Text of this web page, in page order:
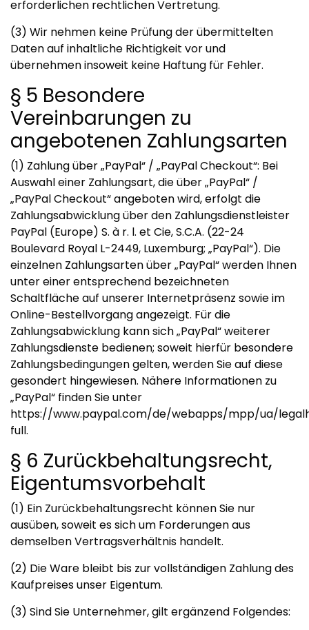
erforderlichen rechtlichen Vertretung.
(3) Wir nehmen keine Prüfung der übermittelten
Daten auf inhaltliche Richtigkeit vor und
übernehmen insoweit keine Haftung für Fehler.
§ 5 Besondere
Vereinbarungen zu
angebotenen Zahlungsarten
(1) Zahlung über „PayPal“ / „PayPal Checkout“: Bei
Auswahl einer Zahlungsart, die über „PayPal“ /
„PayPal Checkout“ angeboten wird, erfolgt die
Zahlungsabwicklung über den Zahlungsdienstleister
PayPal (Europe) S. à r. l. et Cie, S.C.A. (22-24
Boulevard Royal L-2449, Luxemburg; „PayPal“). Die
einzelnen Zahlungsarten über „PayPal“ werden Ihnen
unter einer entsprechend bezeichneten
Schaltfläche auf unserer Internetpräsenz sowie im
Online-Bestellvorgang angezeigt. Für die
Zahlungsabwicklung kann sich „PayPal“ weiterer
Zahlungsdienste bedienen; soweit hierfür besondere
Zahlungsbedingungen gelten, werden Sie auf diese
gesondert hingewiesen. Nähere Informationen zu
„PayPal“ finden Sie unter
https://www.paypal.com/de/webapps/mpp/ua/
full.
§ 6 Zurückbehaltungsrecht,
Eigentumsvorbehalt
(1) Ein Zurückbehaltungsrecht können Sie nur
ausüben, soweit es sich um Forderungen aus
demselben Vertragsverhältnis handelt.
(2) Die Ware bleibt bis zur vollständigen Zahlung des
Kaufpreises unser Eigentum.
(3) Sind Sie Unternehmer, gilt ergänzend Folgendes: